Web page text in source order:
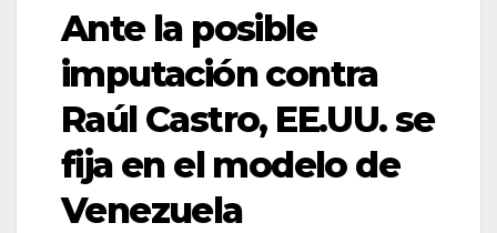
Ante la posible
imputación contra
Raúl Castro, EE.UU. se
fija en el modelo de
Venezuela